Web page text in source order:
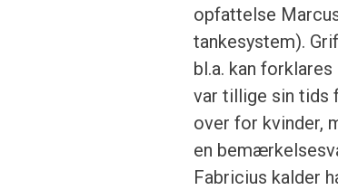
opfattelse
tankesystem).
bl.a. kan
var tillige sin tids
over for kvinder,
en
Fabricius kalder